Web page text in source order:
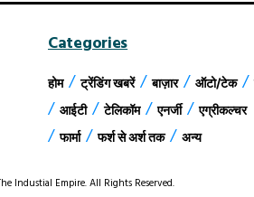
Categories
होम ट्रेंडिंग खबरें बाज़ार ऑटो/टेक
आईटी
टेलिकॉम एनर्जी
एग्रीकल्चर
फार्मा
फर्श से अर्श तक अन्य
Industial Empire. All Rights Reserved.